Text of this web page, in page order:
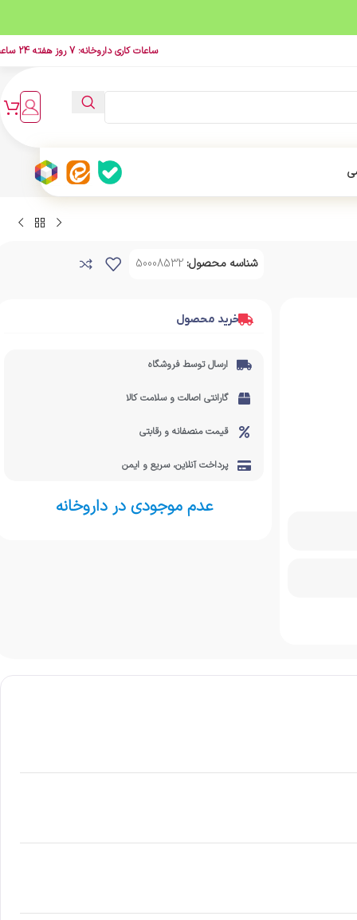
ساعات کاری داروخانه: 7 روز هفته 24 ساعت
شناسه محصول: 50008532
خرید محصول
ارسال توسط فروشگاه
گارانتی اصالت و سلامت کالا
قیمت منصفانه و رقابتی
پرداخت آنلاین، سریع و ایمن
عدم موجودی در داروخانه